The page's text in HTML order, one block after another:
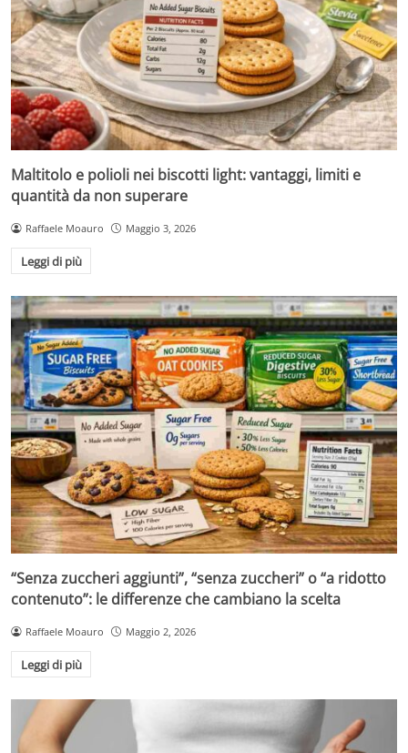
Maltitolo e polioli nei biscotti light: vantaggi, limiti e
quantità da non superare
Raffaele Moauro Maggio 3, 2026
Leggi di più
“Senza zuccheri aggiunti”, “senza zuccheri” o “a ridotto
contenuto”: le differenze che cambiano la scelta
Raffaele Moauro Maggio 2, 2026
Leggi di più